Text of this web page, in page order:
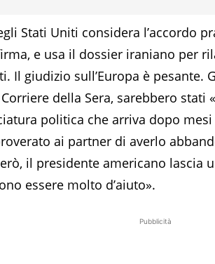
Stati Uniti considera l’accordo
e usa il dossier iraniano per
Il giudizio sull’Europa è pesante.
della Sera, sarebbero
politica che arriva dopo
ai partner di averlo
il presidente americano lascia
essere molto d’aiuto».
Pubblicità